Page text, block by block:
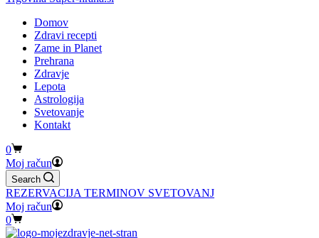
Domov
Zdravi recepti
Zame in Planet
Prehrana
Zdravje
Lepota
Astrologija
Svetovanje
Kontakt
Shopping
cart
0
Moj račun
Search
REZERVACIJA TERMINOV SVETOVANJ
Moj račun
Shopping
cart
0